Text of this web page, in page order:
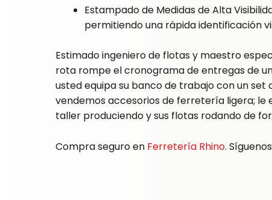
Estampado de Medidas de Alta
permitiendo una rápida identificación
Estimado ingeniero de flotas y maestro
rota rompe el cronograma de entregas de
usted equipa su banco de trabajo con un set
vendemos accesorios de ferretería ligera;
taller produciendo y sus flotas rodando de
Compra seguro en Ferretería Rhino.